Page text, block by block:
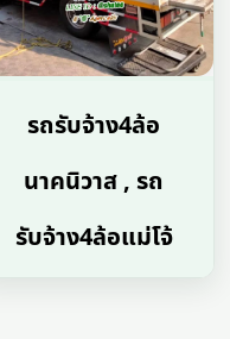
รถรับจ้าง4ล้อ
นาคนิวาส , รถ
รับจ้าง4ล้อแม่โจ้